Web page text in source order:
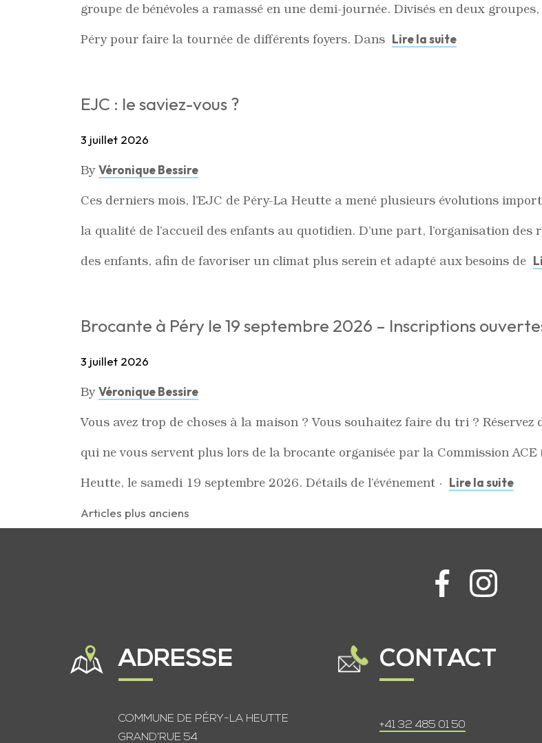
groupe de bénévoles a ramassé en une demi-journée. Divisés en deux
Péry pour faire la tournée de différents foyers. Dans Lire la suite
EJC : le saviez-vous ?
3 juillet 2026
ByVéronique Bessire
Ces derniers mois, l’EJC de Péry-La Heutte a mené plusieurs évolutions
la qualité de l’accueil des enfants au quotidien. D’une part, l’organisation
des enfants, afin de favoriser un climat plus serein et adapté aux besoins de
Brocante à Péry le 19 septembre 2026 – Inscriptions
3 juillet 2026
ByVéronique Bessire
Vous avez trop de choses à la maison ? Vous souhaitez faire du tri ?
qui ne vous servent plus lors de la brocante organisée par la Commission
Heutte, le samedi 19 septembre 2026. Détails de l’événement · Lire la suite
Articles plus anciens
ADRESSE
COMMUNE DE PÉRY-LA HEUTTE
GRAND’RUE 54
CONTACT
+41 32 485 01 50